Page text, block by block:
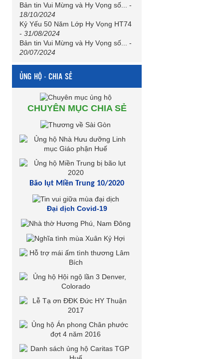
Bản tin Vui Mừng và Hy Vọng số...
-
18/10/2024
Kỷ Yếu 50 Năm Lớp Hy Vọng HT74
- 31/08/2024
Bản tin Vui Mừng và Hy Vọng số...
-
20/07/2024
ỦNG HỘ - CHIA SẺ
CHUYÊN MỤC CHIA SẺ
Bão lụt Miền Trung 10/2020
Đại dịch Covid-19